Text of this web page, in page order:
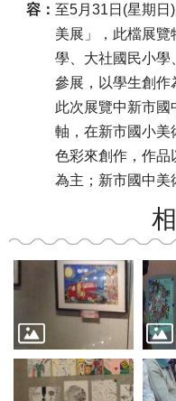
容： 至5月31日(星期日
美展」，此檔展
學、大社國民小學
參展，以學生創作
此次展覽中新市國
軸，在新市國小美
色彩來創作，作品
為主；新市國中美